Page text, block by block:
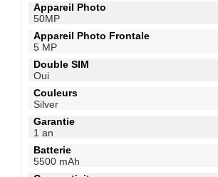
Appareil Photo
50MP
Appareil Photo Frontale
5 MP
Double SIM
Oui
Couleurs
Silver
Garantie
1 an
Batterie
5500 mAh